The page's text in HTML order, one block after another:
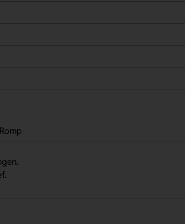
Romp